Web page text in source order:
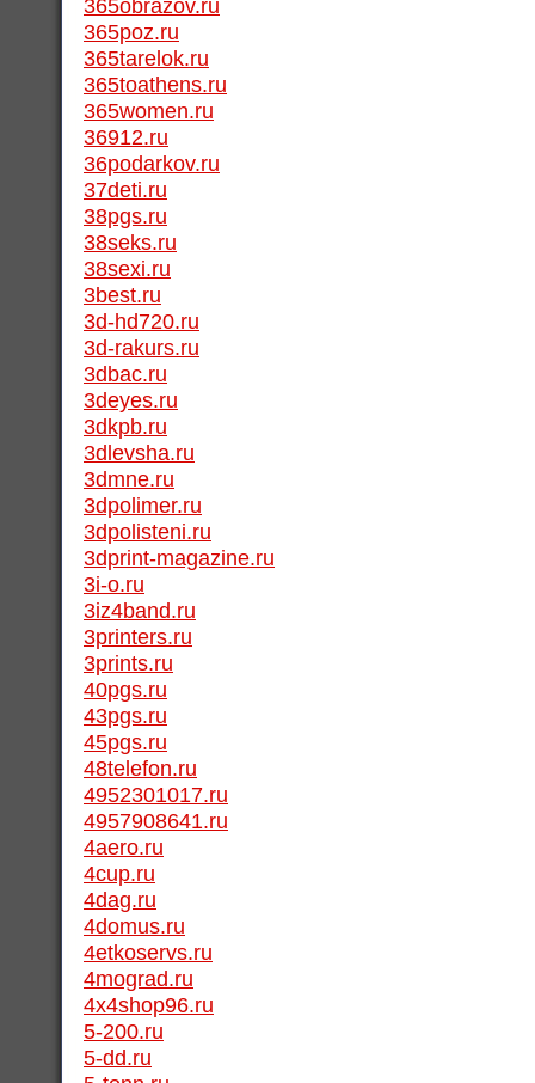
365obrazov.ru
365poz.ru
365tarelok.ru
365toathens.ru
365women.ru
36912.ru
36podarkov.ru
37deti.ru
38pgs.ru
38seks.ru
38sexi.ru
3best.ru
3d-hd720.ru
3d-rakurs.ru
3dbac.ru
3deyes.ru
3dkpb.ru
3dlevsha.ru
3dmne.ru
3dpolimer.ru
3dpolisteni.ru
3dprint-magazine.ru
3i-o.ru
3iz4band.ru
3printers.ru
3prints.ru
40pgs.ru
43pgs.ru
45pgs.ru
48telefon.ru
4952301017.ru
4957908641.ru
4aero.ru
4cup.ru
4dag.ru
4domus.ru
4etkoservs.ru
4mograd.ru
4x4shop96.ru
5-200.ru
5-dd.ru